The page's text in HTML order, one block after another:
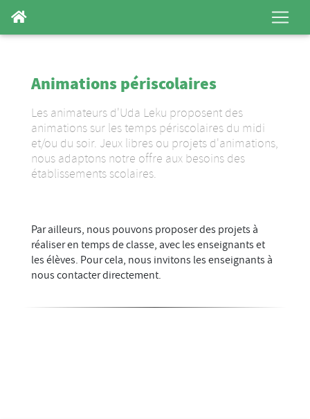
Animations périscolaires
Les animateurs d'Uda Leku proposent des
animations sur les temps périscolaires du midi
et/ou du soir. Jeux libres ou projets d'animations,
nous adaptons notre offre aux besoins des
établissements scolaires.
Par ailleurs, nous pouvons proposer des projets à
réaliser en temps de classe, avec les enseignants et
les élèves. Pour cela, nous invitons les enseignants à
nous contacter directement.